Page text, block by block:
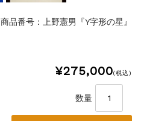
商品番号：上野憲男『Y字形の星』
¥275,000(税込)
数量